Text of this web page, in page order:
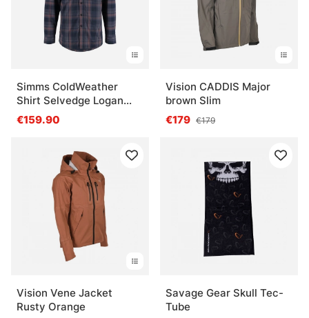
Simms ColdWeather
Shirt Selvedge Logan
Plaid
€159.90
Vision CADDIS Major
brown Slim
€179 €179
Vision Vene Jacket
Rusty Orange
Savage Gear Skull Tec-
Tube